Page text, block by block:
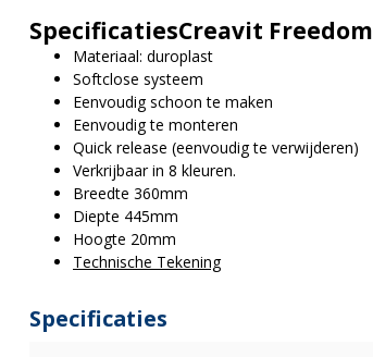
SpecificatiesCreavit
Materiaal: duroplast
Softclose systeem
Eenvoudig schoon te maken
Eenvoudig te monteren
Quick release (eenvoudig te verwijderen)
Verkrijbaar in 8 kleuren.
Breedte 360mm
Diepte 445mm
Hoogte 20mm
Technische Tekening
Specificaties